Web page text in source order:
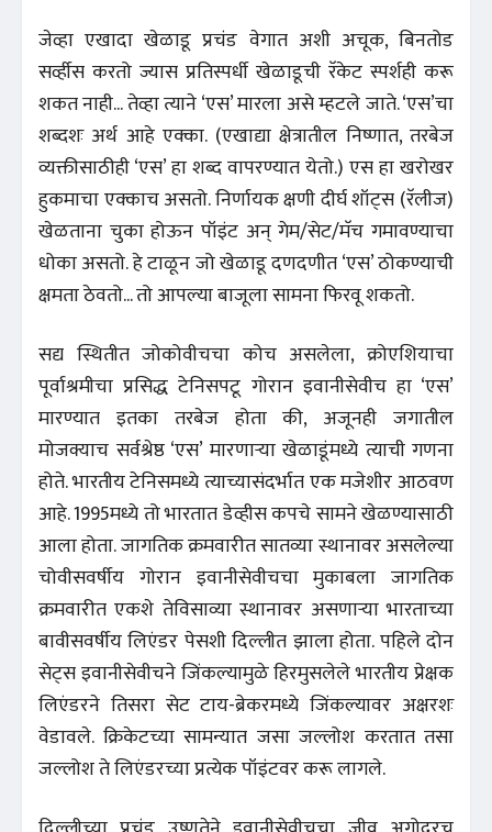
जेव्हा एखादा खेळाडू प्रचंड वेगात अशी अचूक, बिनतोड
सर्व्हीस करतो ज्यास प्रतिस्पर्धी खेळाडूची रॅकेट स्पर्शही करू
शकत नाही... तेव्हा त्याने ‘एस’ मारला असे म्हटले जाते. ‘एस’चा
शब्दशः अर्थ आहे एक्का. (एखाद्या क्षेत्रातील निष्णात, तरबेज
व्यक्तीसाठीही ‘एस’ हा शब्द वापरण्यात येतो.) एस हा खरोखर
हुकमाचा एक्काच असतो. निर्णायक क्षणी दीर्घ शॉट्स (रॅलीज)
खेळताना चुका होऊन पॉइंट अन्‌ गेम/सेट/मॅच गमावण्याचा
धोका असतो. हे टाळून जो खेळाडू दणदणीत ‘एस’ ठोकण्याची
क्षमता ठेवतो... तो आपल्या बाजूला सामना फिरवू शकतो.
सद्य स्थितीत जोकोवीचचा कोच असलेला, क्रोएशियाचा
पूर्वाश्रमीचा प्रसिद्ध टेनिसपटू गोरान इवानीसेवीच हा ‘एस’
मारण्यात इतका तरबेज होता की, अजूनही जगातील
मोजक्याच सर्वश्रेष्ठ ‘एस’ मारणाऱ्या खेळाडूंमध्ये त्याची गणना
होते. भारतीय टेनिसमध्ये त्याच्यासंदर्भात एक मजेशीर आठवण
आहे. 1995मध्ये तो भारतात डेव्हीस कपचे सामने खेळण्यासाठी
आला होता. जागतिक क्रमवारीत सातव्या स्थानावर असलेल्या
चोवीसवर्षीय गोरान इवानीसेवीचचा मुकाबला जागतिक
क्रमवारीत एकशे तेविसाव्या स्थानावर असणाऱ्या भारताच्या
बावीसवर्षीय लिएंडर पेसशी दिल्लीत झाला होता. पहिले दोन
सेट्स इवानीसेवीचने जिंकल्यामुळे हिरमुसलेले भारतीय प्रेक्षक
लिएंडरने तिसरा सेट टाय-ब्रेकरमध्ये जिंकल्यावर अक्षरशः
वेडावले. क्रिकेटच्या सामन्यात जसा जल्लोश करतात तसा
जल्लोश ते लिएंडरच्या प्रत्येक पॉइंटवर करू लागले.